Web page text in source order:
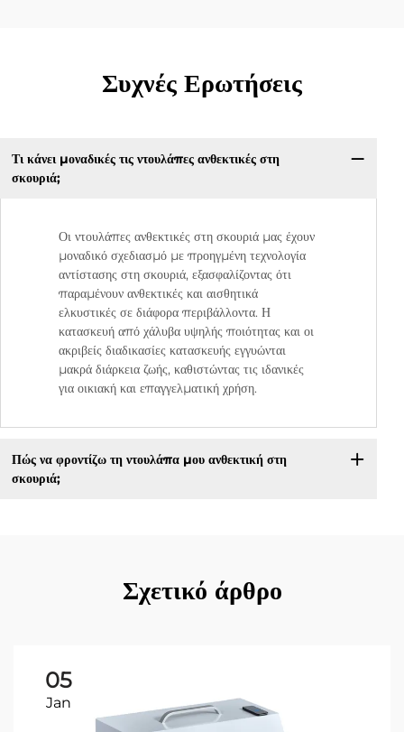
Συχνές Ερωτήσεις
Τι κάνει μοναδικές τις ντουλάπες ανθεκτικές στη
σκουριά;
Οι ντουλάπες ανθεκτικές στη σκουριά μας έχουν
μοναδικό σχεδιασμό με προηγμένη τεχνολογία
αντίστασης στη σκουριά, εξασφαλίζοντας ότι
παραμένουν ανθεκτικές και αισθητικά
ελκυστικές σε διάφορα περιβάλλοντα. Η
κατασκευή από χάλυβα υψηλής ποιότητας και οι
ακριβείς διαδικασίες κατασκευής εγγυώνται
μακρά διάρκεια ζωής, καθιστώντας τις ιδανικές
για οικιακή και επαγγελματική χρήση.
Πώς να φροντίζω τη ντουλάπα μου ανθεκτική στη
σκουριά;
Σχετικό άρθρο
05
Jan